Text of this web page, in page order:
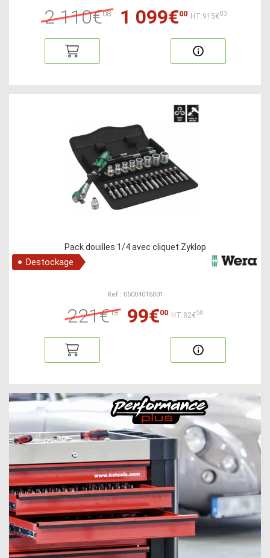
2 110€08 1 099€00 HT:915€83
Pack douilles 1/4 avec cliquet Zyklop
Destockage
Ref : 05004016001
221€18 99€00 HT:82€50